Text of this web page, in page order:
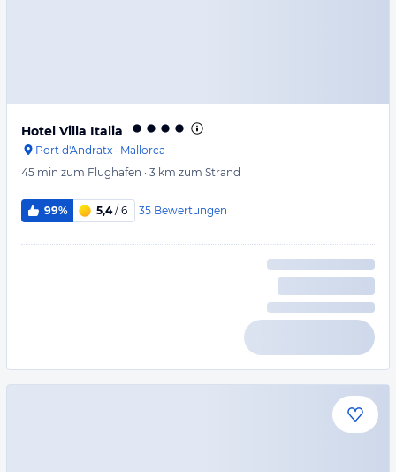
Hotel Villa Italia
Port d'Andratx · Mallorca
45 min zum Flughafen · 3 km zum Strand
99% 5,4/ 6 35 Bewertungen